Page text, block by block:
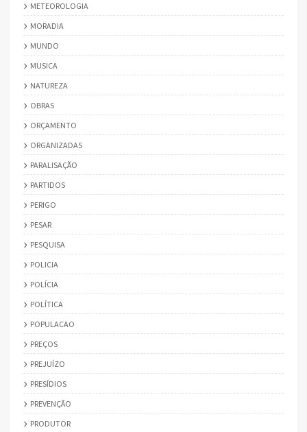
METEOROLOGIA
MORADIA
MUNDO
MUSICA
NATUREZA
OBRAS
ORÇAMENTO
ORGANIZADAS
PARALISAÇÃO
PARTIDOS
PERIGO
PESAR
PESQUISA
POLICIA
POLÍCIA
POLÍTICA
POPULACAO
PREÇOS
PREJUÍZO
PRESÍDIOS
PREVENÇÃO
PRODUTOR